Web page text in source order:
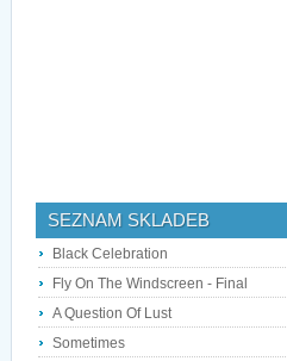
SEZNAM SKLADEB
Black Celebration
Fly On The Windscreen - Final
A Question Of Lust
Sometimes